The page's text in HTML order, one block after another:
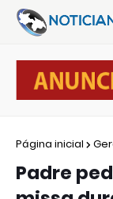
Página inicial
Padre